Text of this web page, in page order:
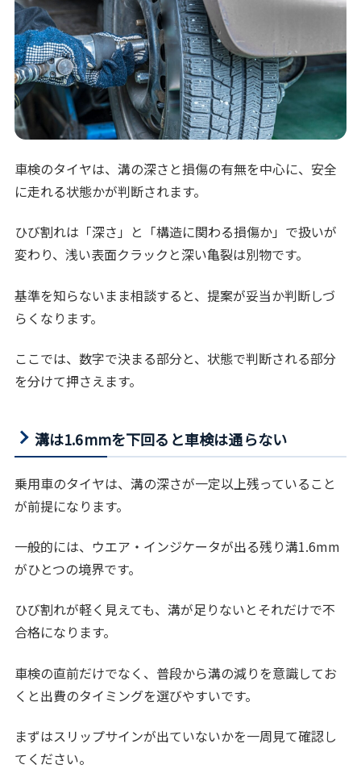
車検のタイヤは、溝の深さと損傷の有無を中心に、安全
に走れる状態かが判断されます。
ひび割れは「深さ」と「構造に関わる損傷か」で扱いが
変わり、浅い表面クラックと深い亀裂は別物です。
基準を知らないまま相談すると、提案が妥当か判断しづ
らくなります。
ここでは、数字で決まる部分と、状態で判断される部分
を分けて押さえます。
溝は1.6mmを下回ると車検は通らない
乗用車のタイヤは、溝の深さが一定以上残っていること
が前提になります。
一般的には、ウエア・インジケータが出る残り溝1.6mm
がひとつの境界です。
ひび割れが軽く見えても、溝が足りないとそれだけで不
合格になります。
車検の直前だけでなく、普段から溝の減りを意識してお
くと出費のタイミングを選びやすいです。
まずはスリップサインが出ていないかを一周見て確認し
てください。